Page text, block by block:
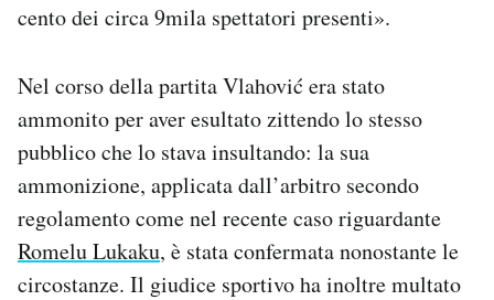
Hai bisogno di aiuto?
cento dei circa 9mila spettatori presenti».
Nel corso della partita Vlahović era stato
ammonito per aver esultato zittendo lo stesso
pubblico che lo stava insultando: la sua
ammonizione, applicata dall’arbitro secondo
regolamento come nel recente caso riguardante
Romelu Lukaku, è stata confermata nonostante le
circostanze. Il giudice sportivo ha inoltre multato